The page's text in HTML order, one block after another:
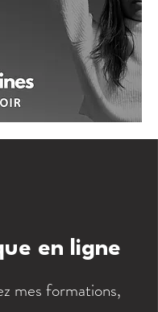
en ligne
mes formations,